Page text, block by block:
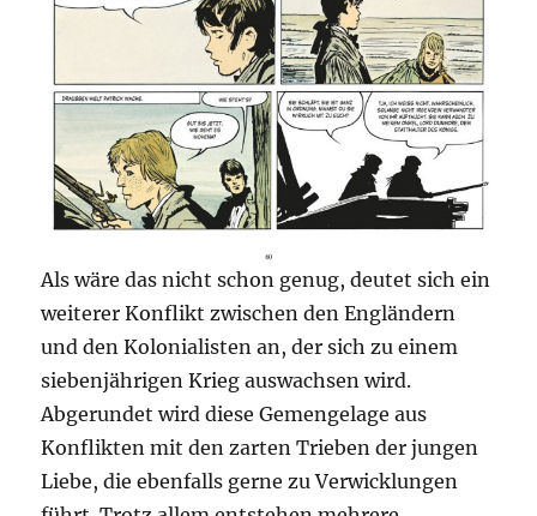
Als wäre das nicht schon genug, deutet sich ein
weiterer Konflikt zwischen den Engländern
und den Kolonialisten an, der sich zu einem
siebenjährigen Krieg auswachsen wird.
Abgerundet wird diese Gemengelage aus
Konflikten mit den zarten Trieben der jungen
Liebe, die ebenfalls gerne zu Verwicklungen